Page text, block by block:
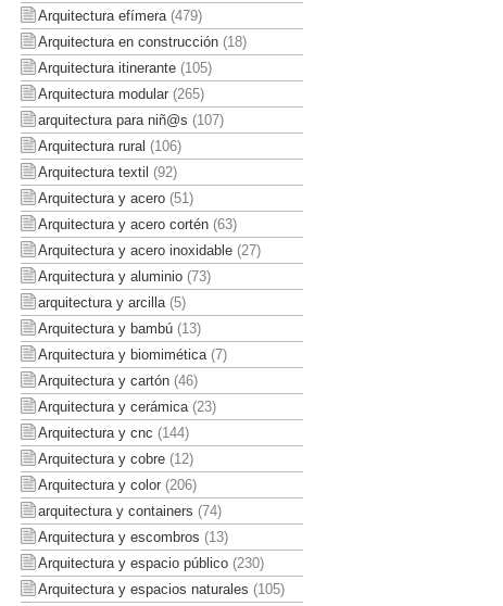
Arquitectura efímera(479)
Arquitectura en construcción(18)
Arquitectura itinerante(105)
Arquitectura modular(265)
arquitectura para niñ@s (107)
Arquitectura rural (106)
Arquitectura textil (92)
Arquitectura y acero(51)
Arquitectura y acero cortén(63)
Arquitectura y acero inoxidable(27)
Arquitectura y aluminio(73)
arquitectura y arcilla(5)
Arquitectura y bambú(13)
Arquitectura y biomimética(7)
Arquitectura y cartón(46)
Arquitectura y cerámica(23)
Arquitectura y cnc (144)
Arquitectura y cobre(12)
Arquitectura y color(206)
arquitectura y containers (74)
Arquitectura y escombros (13)
Arquitectura y espacio público(230)
Arquitectura y espacios naturales (105)